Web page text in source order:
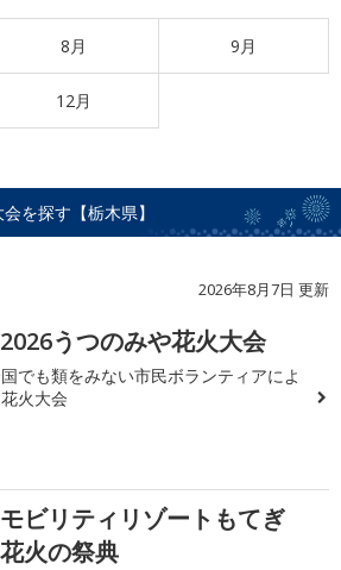
8月 9月
12月
を探す【栃木県】
2026年8月7日 更新
2026うつのみや花火大会
でも類をみない市民ボランティアによ
火大会
モビリティリゾートもてぎ
花火の祭典